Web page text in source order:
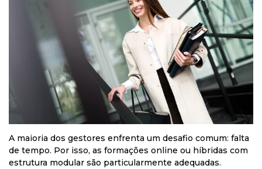
A maioria dos gestores enfrenta um desafio comum: falta
de tempo. Por isso, as formações online ou híbridas com
estrutura modular são particularmente adequadas.